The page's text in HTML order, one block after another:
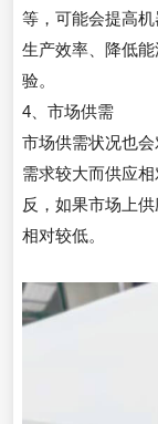
等，可能会提高
生产效率、降低
验。
4、市场供需
市场供需状况也
需求较大而供应
反，如果市场上
相对较低。